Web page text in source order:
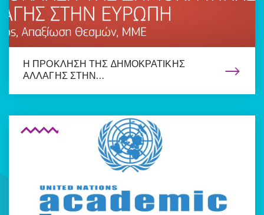
Η ΠΡΟΚΛΗΣΗ ΤΗΣ ∆ΗΜΟΚΡΑΤΙΚΗΣ
ΑΛΛΑΓΗΣ ΣΤΗΝ…